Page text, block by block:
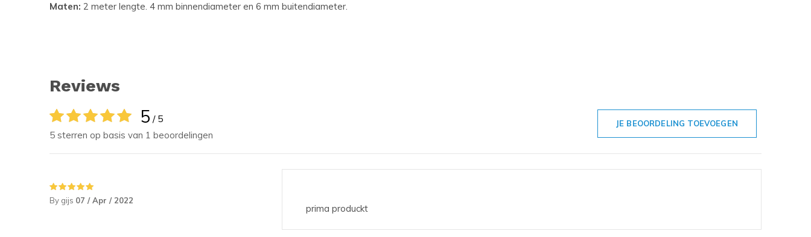
Maten: 2 meter lengte. 4 mm binnendiameter en 6 mm buitendiameter.
Reviews
5 / 5
5 sterren op basis van 1 beoordelingen
JE BEOORDELING TOEVOEGEN
By gijs 07 / Apr / 2022
prima produckt